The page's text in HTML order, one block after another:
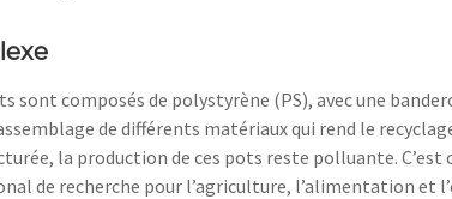
sont composés de polystyrène (PS), avec une
de différents matériaux qui rend le
la production de ces pots reste polluante. C’est
de recherche pour l’agriculture, l’alimentation et